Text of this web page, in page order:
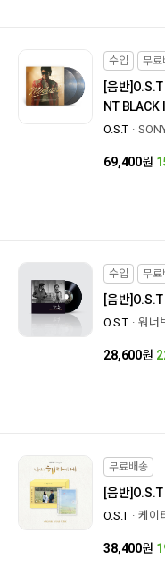
수입 무료
[음반]
NT BLACK
O.S.T
69,400원
수입 무료
[음반]
O.S.T 워너
28,600원
무료배송
[음반]
O.S.T 케이
38,400원